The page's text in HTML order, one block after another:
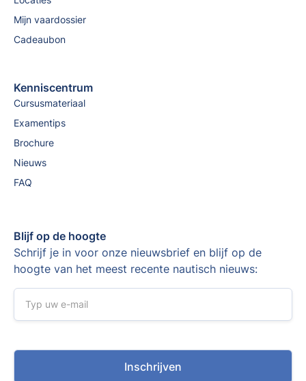
Mijn vaardossier
Cadeaubon
Kenniscentrum
Cursusmateriaal
Examentips
Brochure
Nieuws
FAQ
Blijf op de hoogte
Schrijf je in voor onze nieuwsbrief en blijf op de
hoogte van het meest recente nautisch nieuws: